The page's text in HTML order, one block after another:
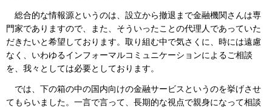
総合的な情報源というのは、設立から撤退まで金融機関さんは専
門家でありますので、また、そういったことの代理人であっていた
だきたいと希望しております。取り組む中で気さくに、時には遠慮
なく、いわゆるインフォーマルコミュニケーションによるご相談
を、我々としては必要としております。
では、下の箱の中の国内向けの金融サービスというのを挙げさせ
てもらいました。一言で言って、長期的な視点で親身になって相談